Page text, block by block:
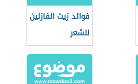
فوائد زيت الفازلين
للشعر